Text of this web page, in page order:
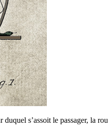
s’assoit le passager, la